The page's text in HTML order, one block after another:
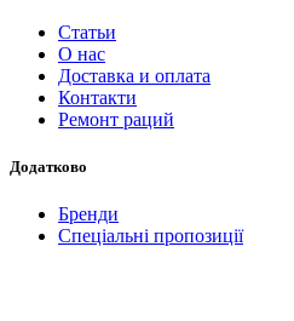
Статьи
О нас
Доставка и оплата
Контакти
Ремонт раций
Додатково
Бренди
Спеціальні пропозиції